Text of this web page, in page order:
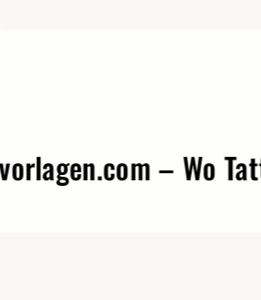
– Wo Tattoo-